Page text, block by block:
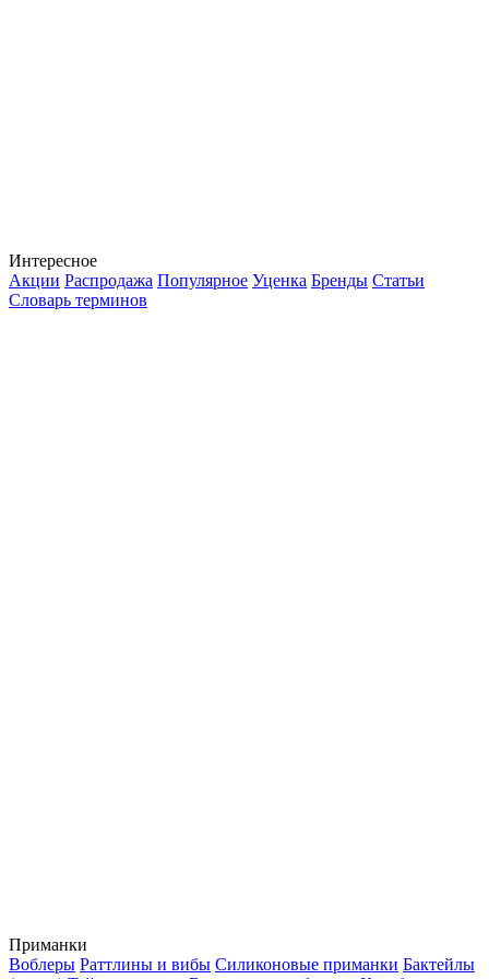
Интересное
Акции Распродажа Популярное Уценка Бренды Статьи
Словарь терминов
Приманки
Воблеры Раттлины и вибы Силиконовые приманки Бактейлы